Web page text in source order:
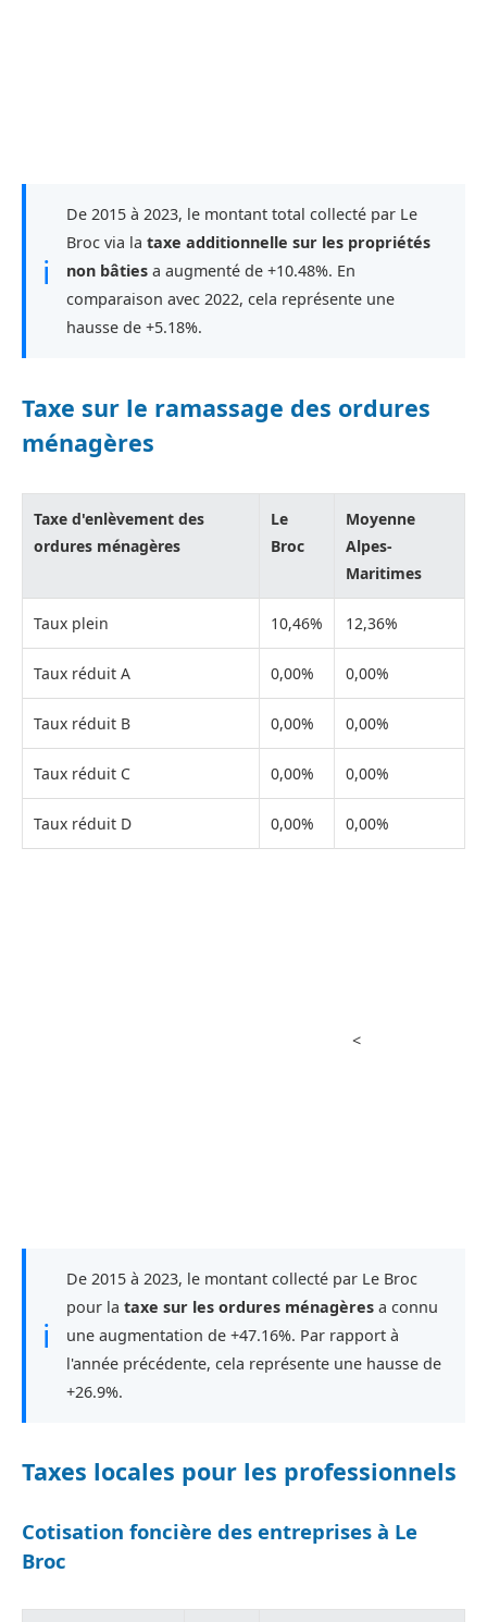
ℹ
De 2015 à 2023, le montant total collecté par Le
Broc via la taxe additionnelle sur les propriétés
non bâties a augmenté de +10.48%. En
comparaison avec 2022, cela représente une
hausse de +5.18%.
Taxe sur le ramassage des ordures
ménagères
Taxe d'enlèvement des
ordures ménagères
Le
Broc
Moyenne
Alpes-
Maritimes
Taux plein 10,46% 12,36%
Taux réduit A 0,00% 0,00%
Taux réduit B 0,00% 0,00%
Taux réduit C 0,00% 0,00%
Taux réduit D 0,00% 0,00%
<
ℹ
De 2015 à 2023, le montant collecté par Le Broc
pour la taxe sur les ordures ménagères a connu
une augmentation de +47.16%. Par rapport à
l'année précédente, cela représente une hausse de
+26.9%.
Taxes locales pour les professionnels
Cotisation foncière des entreprises à Le
Broc